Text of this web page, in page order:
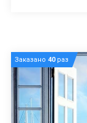
Заказано 40раз